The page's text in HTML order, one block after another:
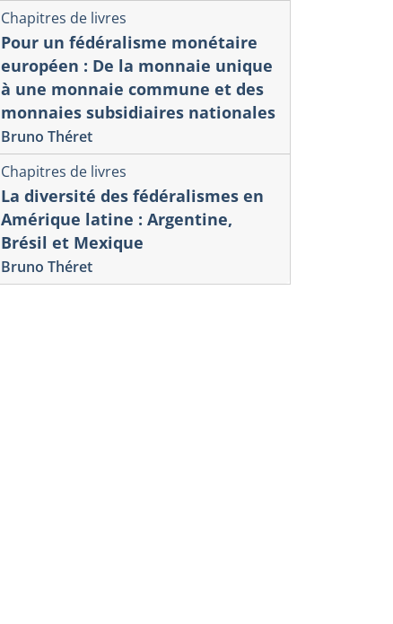
Chapitres de livres
Pour un fédéralisme monétaire
européen : De la monnaie unique
à une monnaie commune et des
monnaies subsidiaires nationales
Bruno Théret
Chapitres de livres
La diversité des fédéralismes en
Amérique latine : Argentine,
Brésil et Mexique
Bruno Théret